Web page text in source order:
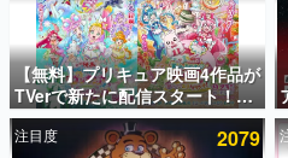
電ファミのいま読まれている記事
アプリセール情報
インタビュー
【無料】プリキュア映画4作品が
TVerで新たに配信スタート！な
んと2018年～2024年の映画ほぼ
すべてが見放題に、ぶっちゃけ
注目度 2079